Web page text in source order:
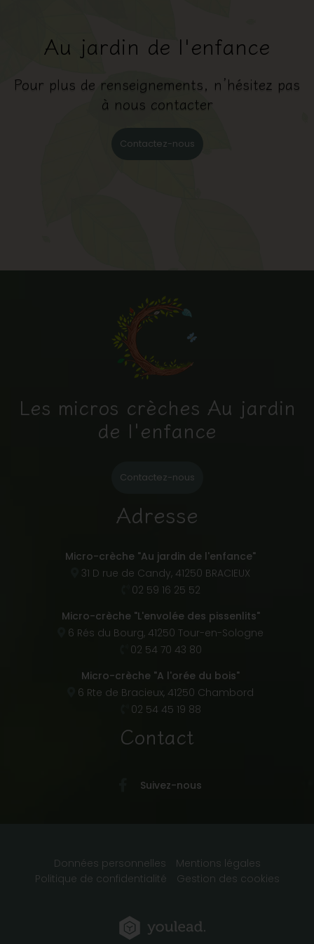
Au jardin de l'enfance
Pour plus de renseignements, n’hésitez pas
à nous contacter
Contactez-nous
Les micros crèches Au jardin
de l'enfance
Contactez-nous
Adresse
Micro-crèche "Au jardin de l'enfance"
31 D rue de Candy, 41250 BRACIEUX
02 59 16 25 52
Micro-crèche "L'envolée des pissenlits"
6 Rés du Bourg, 41250 Tour-en-Sologne
02 54 70 43 80
Micro-crèche "A l'orée du bois"
6 Rte de Bracieux, 41250 Chambord
02 54 45 19 88
Contact
Suivez-nous
Données personnelles
Mentions légales
Politique de confidentialité
Gestion des cookies